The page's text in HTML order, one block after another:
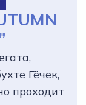
Гёчек,
проходит